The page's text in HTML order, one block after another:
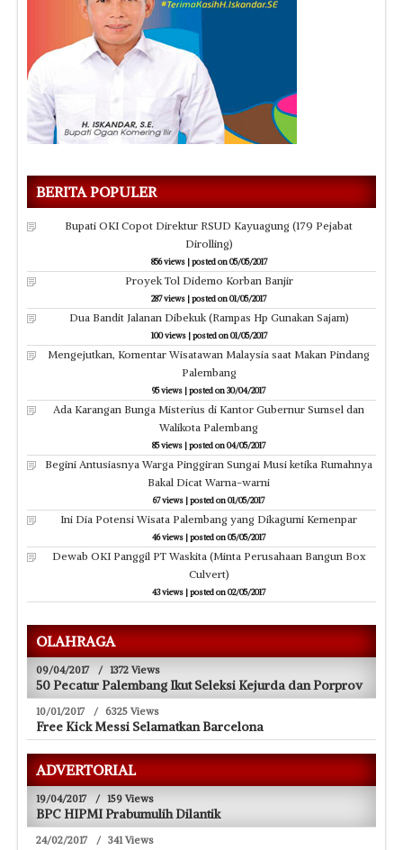
BERITA POPULER
Bupati OKI Copot Direktur RSUD Kayuagung (179 Pejabat
Dirolling)
856 views|posted on 05/05/2017
Proyek Tol Didemo Korban Banjir
287 views |posted on 01/05/2017
Dua Bandit Jalanan Dibekuk (Rampas Hp Gunakan Sajam)
100 views|posted on 01/05/2017
Mengejutkan, Komentar Wisatawan Malaysia saat Makan Pindang
Palembang
95 views |posted on 30/04/2017
Ada Karangan Bunga Misterius di Kantor Gubernur Sumsel dan
Walikota Palembang
85 views |posted on 04/05/2017
Begini Antusiasnya Warga Pinggiran Sungai Musi ketika Rumahnya
Bakal Dicat Warna-warni
67 views |posted on 01/05/2017
Ini Dia Potensi Wisata Palembang yang Dikagumi Kemenpar
46 views |posted on 05/05/2017
Dewab OKI Panggil PT Waskita (Minta Perusahaan Bangun Box
Culvert)
43 views |posted on 02/05/2017
OLAHRAGA
09/04/2017 / 1372 Views
50 Pecatur Palembang Ikut Seleksi Kejurda dan Porprov
10/01/2017 / 6325 Views
Free Kick Messi Selamatkan Barcelona
ADVERTORIAL
19/04/2017 / 159 Views
BPC HIPMI Prabumulih Dilantik
24/02/2017 / 341 Views